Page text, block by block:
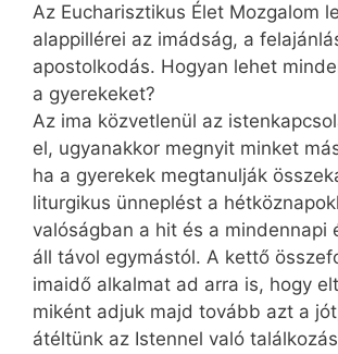
Az Eucharisztikus Élet Mozgalom
alappillérei az imádság, a
apostolkodás. Hogyan lehet
a gyerekeket?
Az ima közvetlenül az
el, ugyanakkor megnyit minket
ha a gyerekek megtanulják
liturgikus ünneplést a
valóságban a hit és a mindennapi
áll távol egymástól. A kettő
imaidő alkalmat ad arra is, hogy
miként adjuk majd tovább azt a
átéltünk az Istennel való